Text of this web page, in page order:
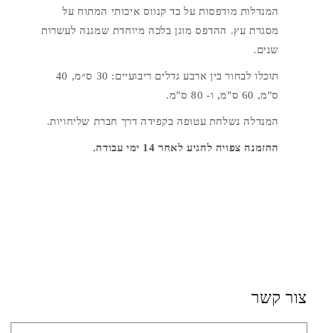
המנדלות מודפסות על בד קנווס איכותי המתוח על
מסגרת עץ. ההדפס מוגן בלכה מיוחדת שמגנה לעשרות
שנים.
תוכלו לבחור בין ארבע גדלים ריבועיים: 30 ס״מ, 40
ס"מ, 60 ס"מ, ו- 80 ס"מ.
המנדלה נשלחת עטופה בקפידה דרך חברת שליחויות.
ההזמנה צפויה להגיע לאחר 14 ימי עבודה.
צור קשר